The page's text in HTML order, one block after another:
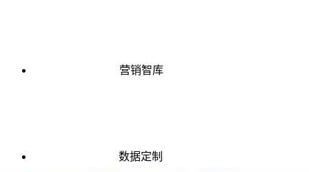
营销智库
数据定制